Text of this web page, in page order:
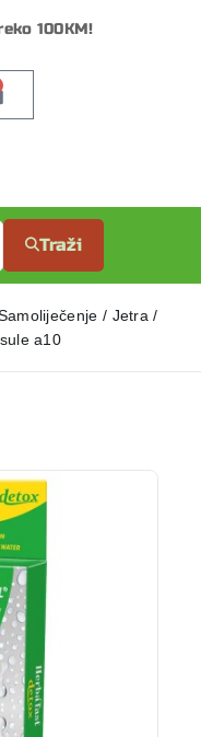
100KM!
Traži
/ Jetra /
a10